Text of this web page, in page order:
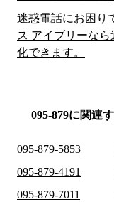
迷惑電話にお困り
ス アイブリーな
化できます。
095-879に関連
095-879-5853
095-879-4191
095-879-7011